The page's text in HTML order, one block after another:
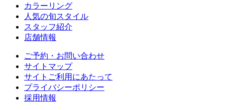
カラーリング
人気の旬スタイル
スタッフ紹介
店舗情報
ご予約・お問い合わせ
サイトマップ
サイトご利用にあたって
プライバシーポリシー
採用情報